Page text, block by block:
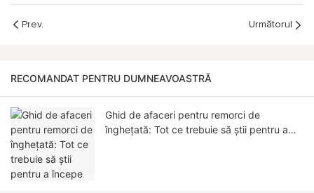
Prev. Următorul
RECOMANDAT PENTRU DUMNEAVOASTRĂ
Ghid de afaceri pentru remorci de
înghețată: Tot ce trebuie să știi pentru a